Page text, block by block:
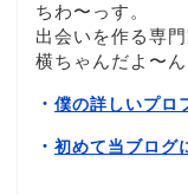
ちわ〜っす。
出会いを作る専
横ちゃんだよ〜ん
・ 僕の詳しいプロ
・ 初めて当ブログ